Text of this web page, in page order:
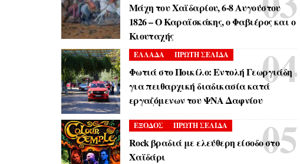
Μάχη του Χαϊδαρίου, 6-8 Αυγούστου
1826 – Ο Καραϊσκάκης, ο Φαβιέρος και ο
Κιουταχής
ΕΛΛΑΔΑ ΠΡΩΤΗ ΣΕΛΙΔΑ
Φωτιά στο Ποικίλο: Εντολή Γεωργιάδη
για πειθαρχική διαδικασία κατά
εργαζόμενων του ΨΝΑ Δαφνίου
ΕΞΟΔΟΣ ΠΡΩΤΗ ΣΕΛΙΔΑ
Rock βραδιά με ελεύθερη είσοδο στο
Χαϊδάρι